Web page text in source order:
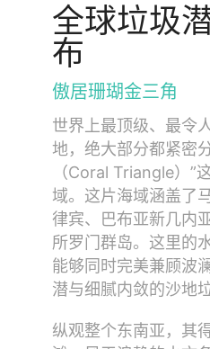
全球垃圾
布
傲居珊瑚金三角
世界上最顶级、最令
地，绝大部分都紧密
（Coral Triangle）”
域。这片海域涵盖了
律宾、巴布亚新几内
所罗门群岛。这里的
能够同时完美兼顾波
潜与细腻内敛的沙地
纵观整个东南亚，其